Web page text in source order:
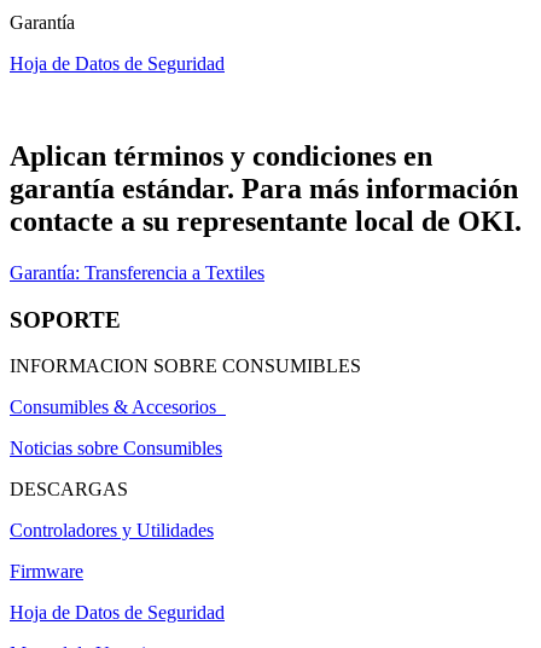
Garantía
Hoja de Datos de Seguridad
Aplican términos y condiciones en
garantía estándar. Para más información
contacte a su representante local de OKI.
Garantía: Transferencia a Textiles
SOPORTE
INFORMACION SOBRE CONSUMIBLES
Consumibles & Accesorios
Noticias sobre Consumibles
DESCARGAS
Controladores y Utilidades
Firmware
Hoja de Datos de Seguridad